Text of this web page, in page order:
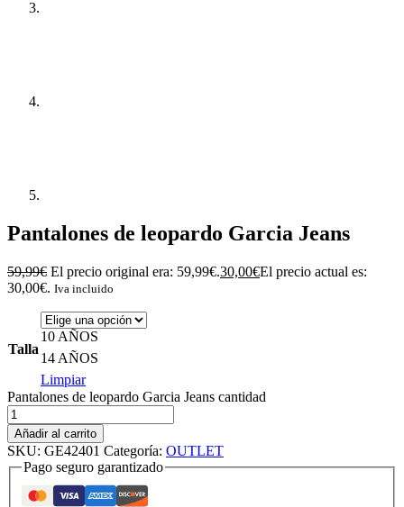
Pantalones de leopardo Garcia Jeans
59,99€ El precio original era: 59,99€.30,00€El precio actual es:
30,00€. Iva incluido
Talla
10 AÑOS
14 AÑOS
Limpiar
Pantalones de leopardo Garcia Jeans cantidad
Añadir al carrito
SKU: GE42401 Categoría: OUTLET
Pago seguro garantizado